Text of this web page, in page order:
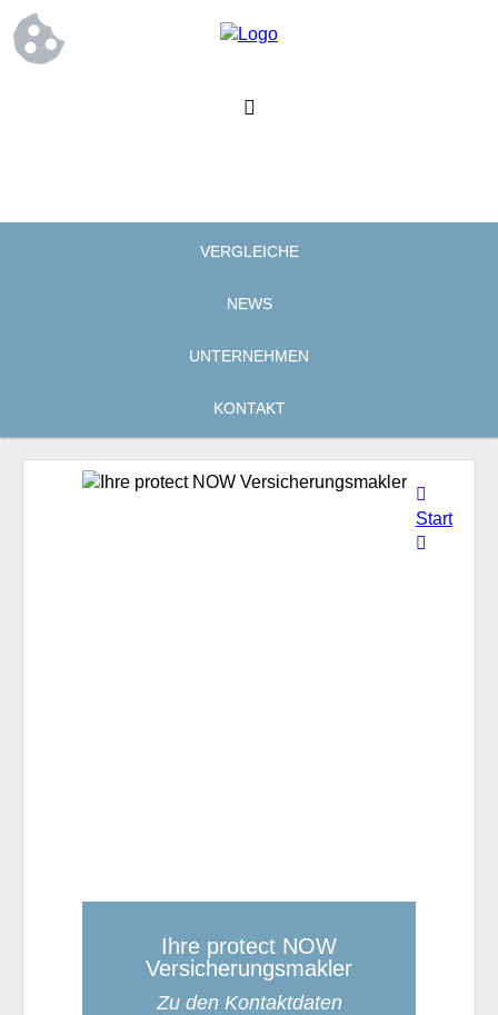
VERGLEICHE
NEWS
UNTERNEHMEN
KONTAKT
Ihre protect NOW
Versicherungsmakler
Zu den Kontaktdaten
Start